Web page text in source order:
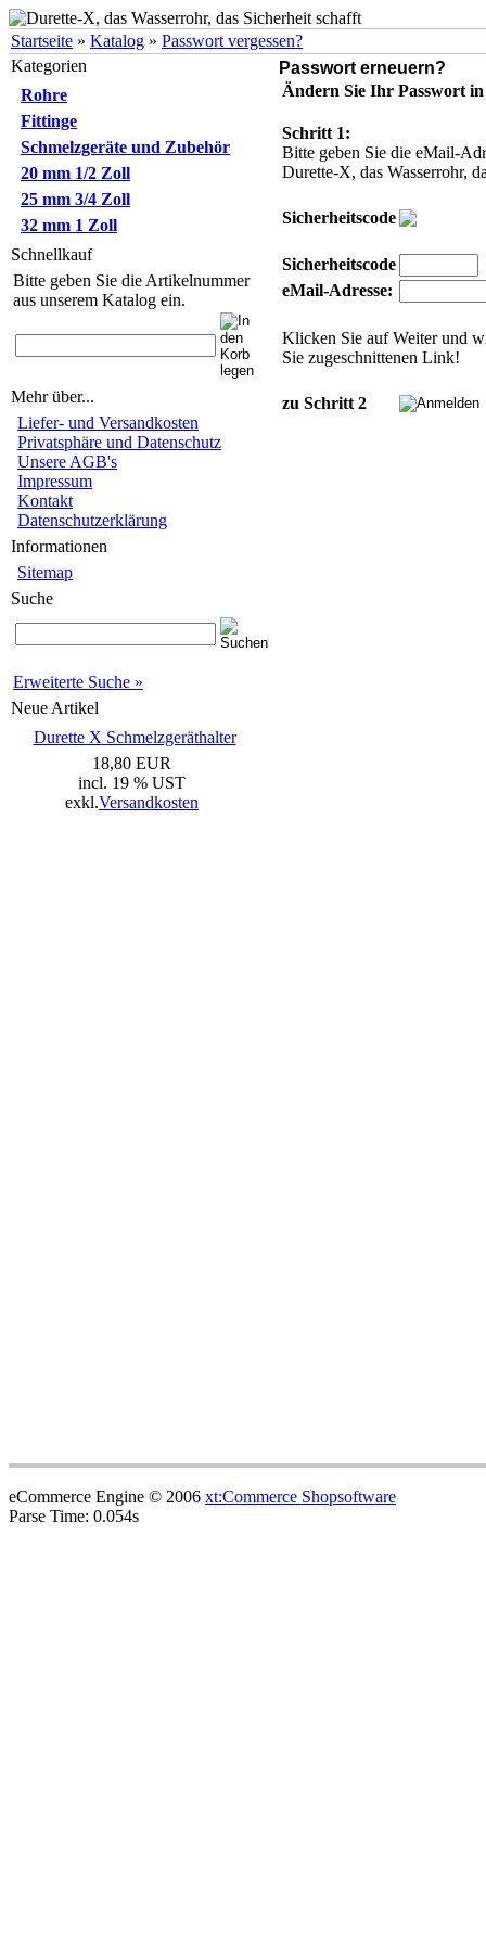
Startseite » Katalog » Passwort vergessen?
Kategorien
Rohre
Fittinge
Schmelzgeräte und Zubehör
20 mm 1/2 Zoll
25 mm 3/4 Zoll
32 mm 1 Zoll
Schnellkauf
Bitte geben Sie die Artikelnummer
aus unserem Katalog ein.
Mehr über...
Liefer- und Versandkosten
Privatsphäre und Datenschutz
Unsere AGB's
Impressum
Kontakt
Datenschutzerklärung
Informationen
Sitemap
Suche
Erweiterte Suche »
Neue Artikel
Durette X Schmelzgeräthalter
18,80 EUR
incl. 19 % UST
exkl.Versandkosten
Passwort erneuern?
Ändern Sie Ihr Passwort
Schritt 1:
Bitte geben Sie die eMail-
Durette-X, das Wasserrohr,
Sicherheitscode
Sicherheitscode
eMail-Adresse:
Klicken Sie auf Weiter und
Sie zugeschnittenen Link!
zu Schritt 2
eCommerce Engine © 2006 xt:Commerce Shopsoftware
Parse Time: 0.054s